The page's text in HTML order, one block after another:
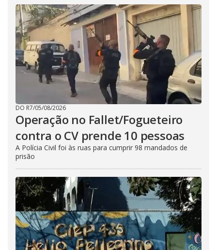
DO R7/05/08/2026
Operação no Fallet/Fogueteiro
contra o CV prende 10 pessoas
A Polícia Civil foi às ruas para cumprir 98 mandados de
prisão